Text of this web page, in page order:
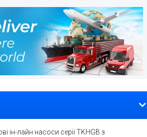
ін-лайн насоси серії TKHGB з